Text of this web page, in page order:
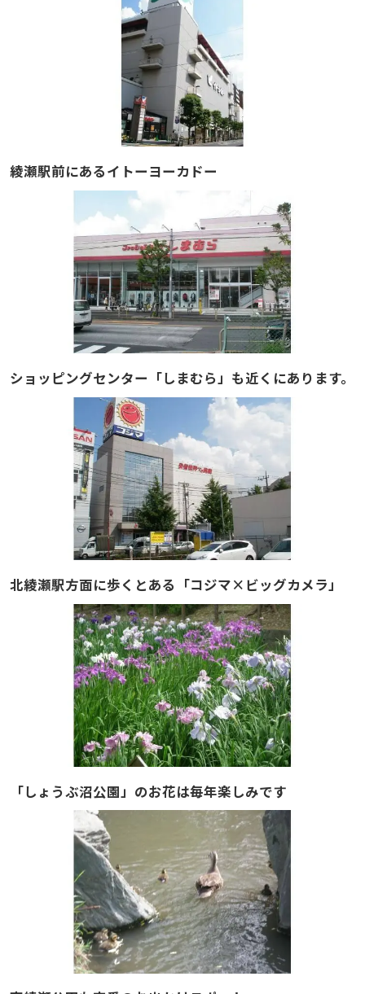
綾瀬駅前にあるイトーヨーカドー
ショッピングセンター「しまむら」も近くにあります。
北綾瀬駅方面に歩くとある「コジマ×ビッグカメラ」
「しょうぶ沼公園」のお花は毎年楽しみです